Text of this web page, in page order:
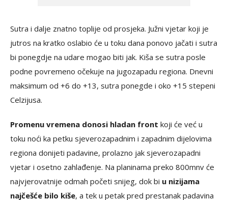
Sutra i dalje znatno toplije od prosjeka. Južni vjetar koji je
jutros na kratko oslabio će u toku dana ponovo jačati i sutra
bi ponegdje na udare mogao biti jak. Kiša se sutra posle
podne povremeno očekuje na jugozapadu regiona. Dnevni
maksimum od +6 do +13, sutra ponegde i oko +15 stepeni
Celzijusa.
Promenu vremena donosi hladan front koji će već u
toku noći ka petku sjeverozapadnim i zapadnim dijelovima
regiona donijeti padavine, prolazno jak sjeverozapadni
vjetar i osetno zahlađenje. Na planinama preko 800mnv će
najvjerovatnije odmah početi snijeg, dok bi u nizijama
najčešće bilo kiše, a tek u petak pred prestanak padavina